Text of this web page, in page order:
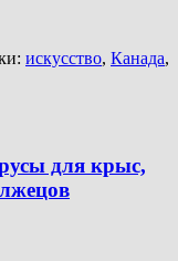
искусство, Канада,
для крыс,